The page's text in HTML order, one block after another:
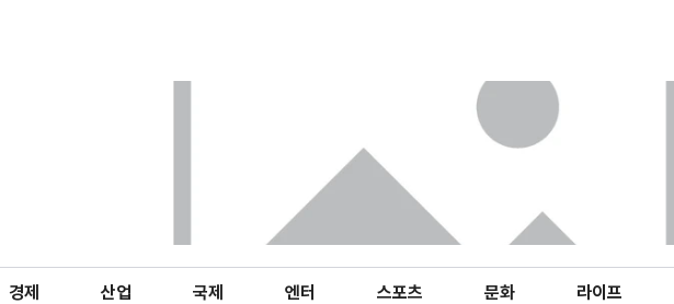
경제 산업 국제 엔터 스포츠 문화 라이프